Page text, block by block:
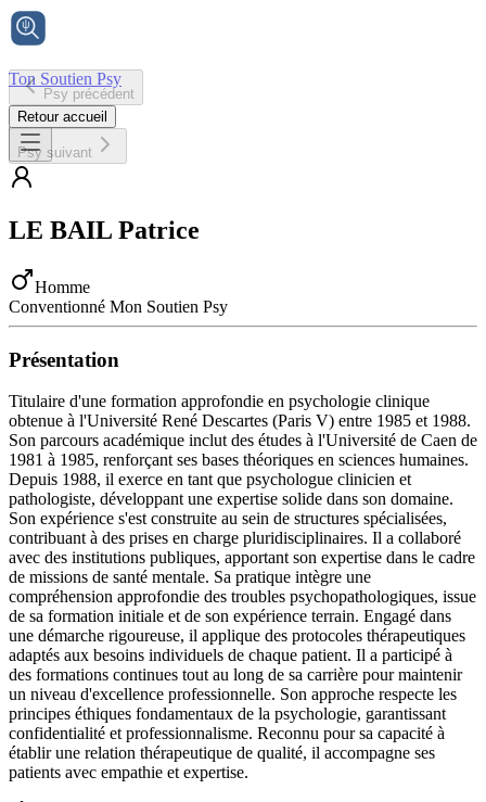
Ton Soutien Psy
Accueil
Psy précédent
Retour accueil
Psy suivant
LE BAIL Patrice
Homme
Conventionné Mon Soutien Psy
Présentation
Titulaire d'une formation approfondie en psychologie clinique
obtenue à l'Université René Descartes (Paris V) entre 1985 et 1988.
Son parcours académique inclut des études à l'Université de Caen de
1981 à 1985, renforçant ses bases théoriques en sciences humaines.
Depuis 1988, il exerce en tant que psychologue clinicien et
pathologiste, développant une expertise solide dans son domaine.
Son expérience s'est construite au sein de structures spécialisées,
contribuant à des prises en charge pluridisciplinaires. Il a collaboré
avec des institutions publiques, apportant son expertise dans le cadre
de missions de santé mentale. Sa pratique intègre une
compréhension approfondie des troubles psychopathologiques, issue
de sa formation initiale et de son expérience terrain. Engagé dans
une démarche rigoureuse, il applique des protocoles thérapeutiques
adaptés aux besoins individuels de chaque patient. Il a participé à
des formations continues tout au long de sa carrière pour maintenir
un niveau d'excellence professionnelle. Son approche respecte les
principes éthiques fondamentaux de la psychologie, garantissant
confidentialité et professionnalisme. Reconnu pour sa capacité à
établir une relation thérapeutique de qualité, il accompagne ses
patients avec empathie et expertise.